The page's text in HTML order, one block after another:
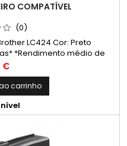
COMPATÍVEL
(0)
LC424 Cor: Preto
*Rendimento médio de
norma ISO/IEC 24711 e
real varia
conteúdo das páginas
factores.)
€
carrinho